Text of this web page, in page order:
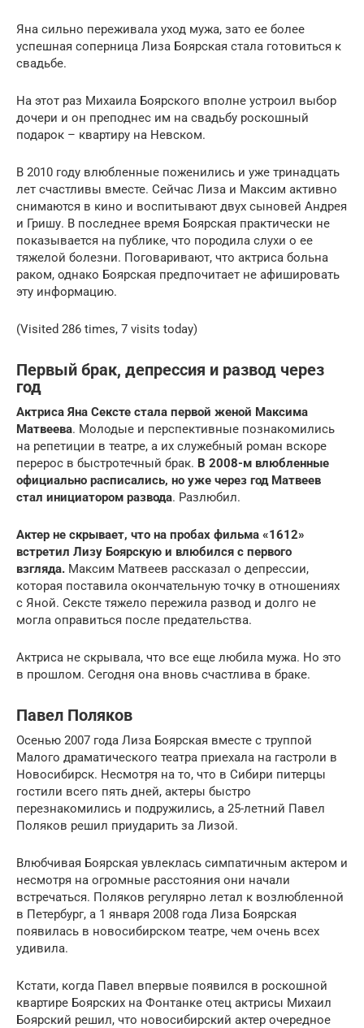
Яна сильно переживала уход мужа, зато ее более
успешная соперница Лиза Боярская стала готовиться к
свадьбе.
На этот раз Михаила Боярского вполне устроил выбор
дочери и он преподнес им на свадьбу роскошный
подарок – квартиру на Невском.
В 2010 году влюбленные поженились и уже тринадцать
лет счастливы вместе. Сейчас Лиза и Максим активно
снимаются в кино и воспитывают двух сыновей Андрея
и Гришу. В последнее время Боярская практически не
показывается на публике, что породила слухи о ее
тяжелой болезни. Поговаривают, что актриса больна
раком, однако Боярская предпочитает не афишировать
эту информацию.
(Visited 286 times, 7 visits today)
Первый брак, депрессия и развод через
год
Актриса Яна Сексте стала первой женой Максима
Матвеева. Молодые и перспективные познакомились
на репетиции в театре, а их служебный роман вскоре
перерос в быстротечный брак. В 2008-м влюбленные
официально расписались, но уже через год Матвеев
стал инициатором развода. Разлюбил.
Актер не скрывает, что на пробах фильма «1612»
встретил Лизу Боярскую и влюбился с первого
взгляда. Максим Матвеев рассказал о депрессии,
которая поставила окончательную точку в отношениях
с Яной. Сексте тяжело пережила развод и долго не
могла оправиться после предательства.
Актриса не скрывала, что все еще любила мужа. Но это
в прошлом. Сегодня она вновь счастлива в браке.
Павел Поляков
Осенью 2007 года Лиза Боярская вместе с труппой
Малого драматического театра приехала на гастроли в
Новосибирск. Несмотря на то, что в Сибири питерцы
гостили всего пять дней, актеры быстро
перезнакомились и подружились, а 25-летний Павел
Поляков решил приударить за Лизой.
Влюбчивая Боярская увлеклась симпатичным актером и
несмотря на огромные расстояния они начали
встречаться. Поляков регулярно летал к возлюбленной
в Петербург, а 1 января 2008 года Лиза Боярская
появилась в новосибирском театре, чем очень всех
удивила.
Кстати, когда Павел впервые появился в роскошной
квартире Боярских на Фонтанке отец актрисы Михаил
Боярский решил, что новосибирский актер очередное